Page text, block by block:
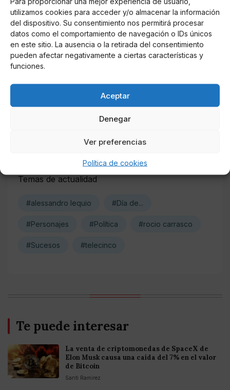
utilizamos cookies para acceder y/o almacenar la información
del dispositivo. Su consentimiento nos permitirá procesar
datos como el comportamiento de navegación o IDs únicos
en este sitio. La ausencia o la retirada del consentimiento
pueden afectar negativamente a ciertas características y
funciones.
Aceptar
Denegar
Ver preferencias
Política de cookies
Online Casino
Mejores Casinos Online con Bitcoin y
Criptomonedas en Argentina 2025
criptomonedas y Bitcoin en México 2025
Fortnite regresa para iOS en la Unión
Temas de actualidad
#alessandro lequio #Día de...
#Personajes #Política #rocio carrasco
#Sucesos #telecinco
Te puede interesar
La venta de criptomonedas de SpaceX de
Elon Musk causa una caída del 7% en el valor
de Bitcoin
Santi Ramirez